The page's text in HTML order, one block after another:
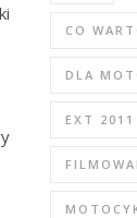
CO
DLA
EXT 2011